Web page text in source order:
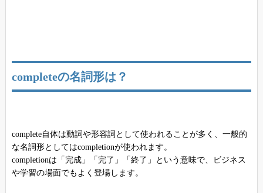
completeの名詞形は？
complete自体は動詞や形容詞として使われることが多く、一般的
な名詞形としてはcompletionが使われます。
completionは「完成」「完了」「終了」という意味で、ビジネス
や学習の場面でもよく登場します。